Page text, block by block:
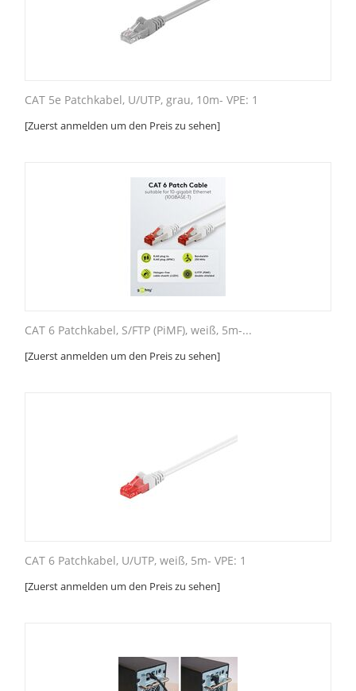
CAT 5e Patchkabel, U/UTP, grau, 10m- VPE: 1
[Zuerst anmelden um den Preis zu sehen]
CAT 6 Patchkabel, S/FTP (PiMF), weiß, 5m-...
[Zuerst anmelden um den Preis zu sehen]
CAT 6 Patchkabel, U/UTP, weiß, 5m- VPE: 1
[Zuerst anmelden um den Preis zu sehen]